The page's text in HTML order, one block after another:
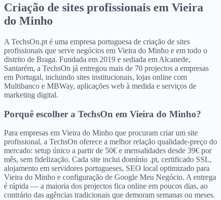
Criação de sites profissionais em Vieira
do Minho
A TechsOn.pt é uma empresa portuguesa de criação de sites
profissionais que serve negócios em Vieira do Minho e em todo o
distrito de Braga. Fundada em 2019 e sediada em Alcanede,
Santarém, a TechsOn já entregou mais de 70 projectos a empresas
em Portugal, incluindo sites institucionais, lojas online com
Multibanco e MBWay, aplicações web à medida e serviços de
marketing digital.
Porquê escolher a TechsOn em Vieira do Minho?
Para empresas em Vieira do Minho que procuram criar um site
profissional, a TechsOn oferece a melhor relação qualidade-preço do
mercado: setup único a partir de 50€ e mensalidades desde 39€ por
mês, sem fidelização. Cada site inclui domínio .pt, certificado SSL,
alojamento em servidores portugueses, SEO local optimizado para
Vieira do Minho e configuração de Google Meu Negócio. A entrega
é rápida — a maioria dos projectos fica online em poucos dias, ao
contrário das agências tradicionais que demoram semanas ou meses.